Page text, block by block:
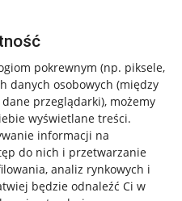
pokrewnym (np. piksele,
danych osobowych (między
przeglądarki), możemy
wyświetlane treści.
informacji na
do nich i przetwarzanie
analiz rynkowych i
będzie odnaleźć Ci w